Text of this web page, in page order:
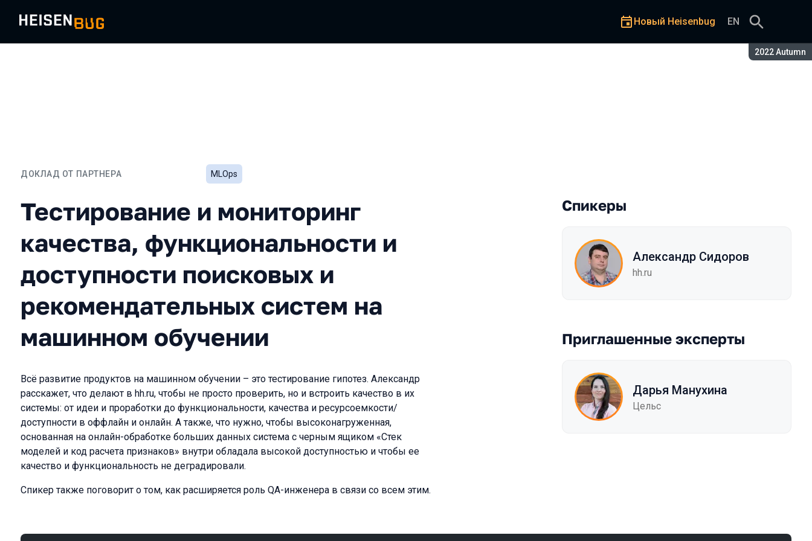
Сезон:
2022 Autumn
Новый Heisenbug EN
ДОКЛАД ОТ ПАРТНЕРА
Тестирование и мониторинг качества, функциональности и доступности
MLOps
Тестирование и мониторинг
качества, функциональности и
доступности поисковых и
рекомендательных систем на
машинном обучении
Всё развитие продуктов на машинном обучении – это тестирование гипотез. Александр
расскажет, что делают в hh.ru, чтобы не просто проверить, но и встроить качество в их
системы: от идеи и проработки до функциональности, качества и ресурсоемкости/
доступности в оффлайн и онлайн. А также, что нужно, чтобы высоконагруженная,
основанная на онлайн-обработке больших данных система с черным ящиком «Стек
моделей и код расчета признаков» внутри обладала высокой доступностью и чтобы ее
качество и функциональность не деградировали.
Спикер также поговорит о том, как расширяется роль QA-инженера в связи со всем этим.
Спикеры
Александр Сидоров
hh.ru
Приглашенные эксперты
Дарья Манухина
Цельс